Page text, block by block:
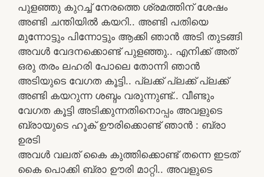
പുളഞ്ഞു കുറച്ച് നേരത്തെ ശ്രമത്തിന് ശേഷം
അണ്ടി ചന്തിയിൽ കയറി.. അണ്ടി പതിയെ
മുന്നോട്ടും പിന്നോട്ടും ആക്കി ഞാൻ അടി തുടങ്ങി
അവൾ വേദനക്കൊണ്ട് പുളഞ്ഞു.. എനിക്ക് അത്
ഒരു തരം ലഹരി പോലെ തോന്നി ഞാൻ
അടിയുടെ വേഗത കൂട്ടി.. പ്ലക്ക് പ്ലക്ക് പ്ലക്ക്
അണ്ടി കയറുന്ന ശബ്ദം വരുന്നുണ്ട്.. വീണ്ടും
വേഗത കൂട്ടി അടിക്കുന്നതിനൊപ്പം അവളുടെ
ബ്രായുടെ ഹൂക് ഊരിക്കൊണ്ട് ഞാൻ : ബ്രാ
ഉരടി
അവൾ വലത് കൈ കുത്തിക്കൊണ്ട് തന്നെ ഇടത്
കൈ പൊക്കി ബ്രാ ഊരി മാറ്റി.. അവളുടെ